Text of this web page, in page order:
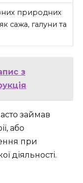
природних
сажа, галуни та
з
займав
або
при
діяльності.